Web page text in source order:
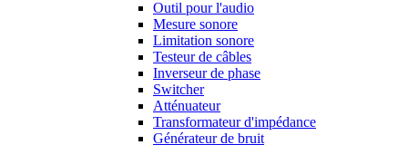
Outil pour l'audio
Mesure sonore
Limitation sonore
Testeur de câbles
Inverseur de phase
Switcher
Atténuateur
Transformateur d'impédance
Générateur de bruit